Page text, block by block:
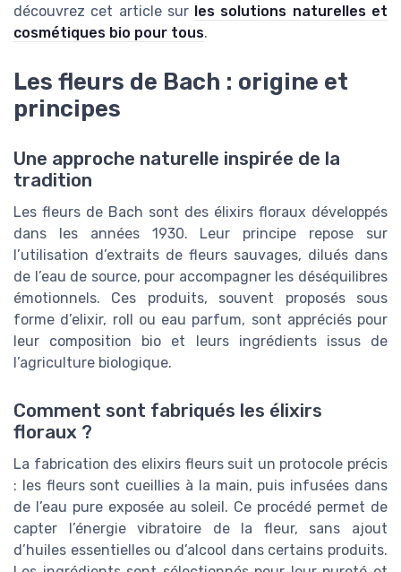
découvrez cet article sur les solutions naturelles et
cosmétiques bio pour tous.
Les fleurs de Bach : origine et
principes
Une approche naturelle inspirée de la
tradition
Les fleurs de Bach sont des élixirs floraux développés
dans les années 1930. Leur principe repose sur
l’utilisation d’extraits de fleurs sauvages, dilués dans
de l’eau de source, pour accompagner les déséquilibres
émotionnels. Ces produits, souvent proposés sous
forme d’elixir, roll ou eau parfum, sont appréciés pour
leur composition bio et leurs ingrédients issus de
l’agriculture biologique.
Comment sont fabriqués les élixirs
floraux ?
La fabrication des elixirs fleurs suit un protocole précis
: les fleurs sont cueillies à la main, puis infusées dans
de l’eau pure exposée au soleil. Ce procédé permet de
capter l’énergie vibratoire de la fleur, sans ajout
d’huiles essentielles ou d’alcool dans certains produits.